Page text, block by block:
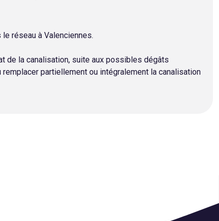
réseau à Valenciennes.
de la canalisation, suite aux possibles dégâts
partiellement ou intégralement la canalisation